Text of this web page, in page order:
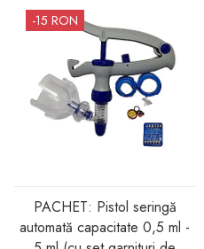
-15 RON
PACHET: Pistol seringă
automată capacitate 0,5 ml -